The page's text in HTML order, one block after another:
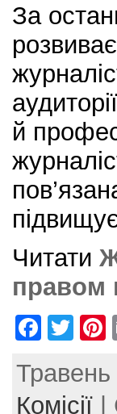
За
й
Читати
правом
F
c
e
T
itt
er
Комісії